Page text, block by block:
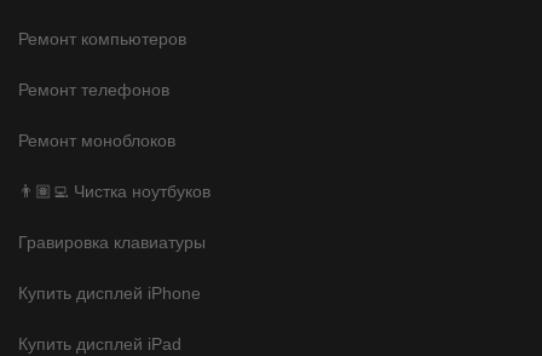
Ремонт компьютеров
Ремонт телефонов
Ремонт моноблоков
👨🏽‍💻 Чистка ноутбуков
Гравировка клавиатуры
Купить дисплей iPhone
Купить дисплей iPad